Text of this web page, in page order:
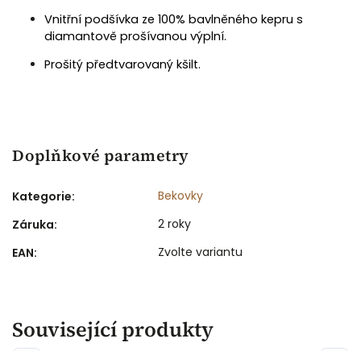
Vnitřní podšívka ze 100% bavlněného kepru s
diamantově prošívanou výplní.
Prošitý předtvarovaný kšilt.
Doplňkové parametry
Kategorie:
Bekovky
Záruka:
2 roky
EAN: Zvolte variantu
Související produkty